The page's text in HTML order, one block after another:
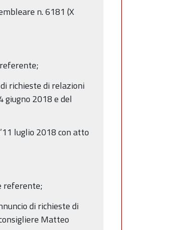
n. 6181 (X
richieste di relazioni
giugno 2018 e del
luglio 2018 con atto
referente;
di richieste di
Matteo